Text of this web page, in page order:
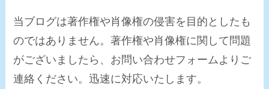
当ブログは著作権や肖像権の侵害を目的としたも
のではありません。著作権や肖像権に関して問題
がございましたら、お問い合わせフォームよりご
連絡ください。迅速に対応いたします。